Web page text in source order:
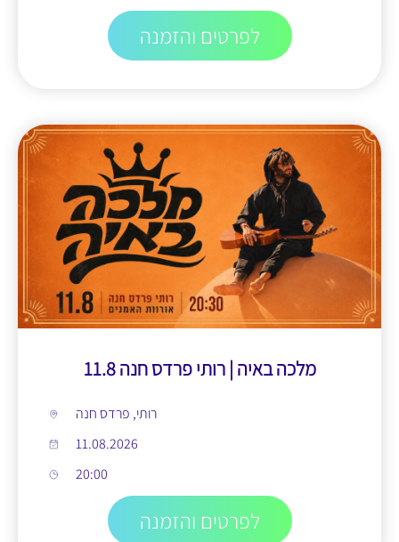
לפרטים והזמנה
מלכה באיה | רותי פרדס חנה 11.8
רותי, פרדס חנה
11.08.2026
20:00
לפרטים והזמנה